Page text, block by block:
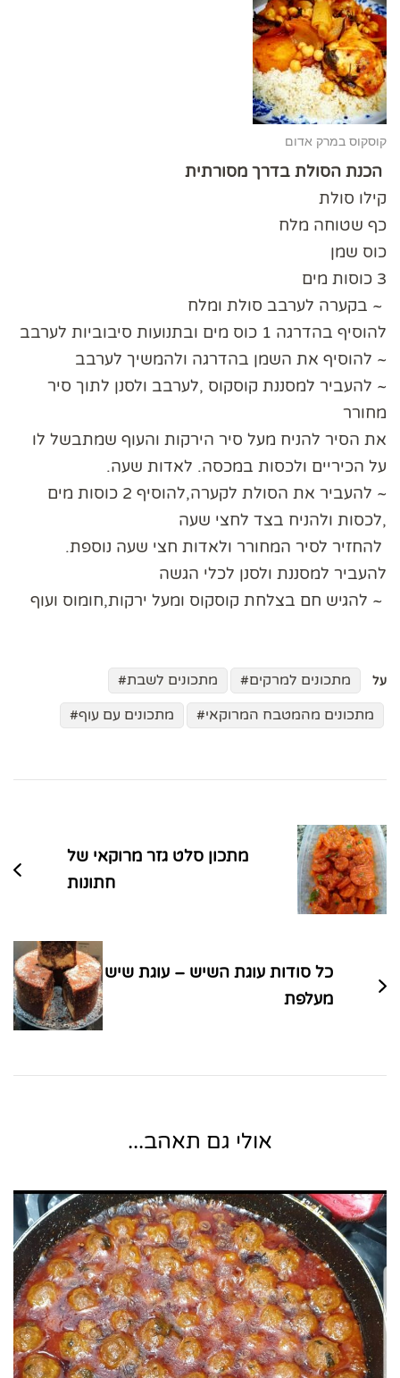
קוסקוס במרק אדום
הכנת הסולת בדרך מסורתית
קילו סולת
כף שטוחה מלח
כוס שמן
3 כוסות מים
︎ ~ בקערה לערבב סולת ומלח
להוסיף בהדרגה 1 כוס מים ובתנועות סיבוביות לערבב
~ להוסיף את השמן בהדרגה ולהמשיך לערבב
~ להעביר למסננת קוסקוס ,לערבב ולסנן לתוך סיר
מחורר
את הסיר להניח מעל סיר הירקות והעוף שמתבשל לו
על הכיריים ולכסות במכסה. לאדות שעה.
︎~ להעביר את הסולת לקערה,להוסיף 2 כוסות מים
,לכסות ולהניח בצד לחצי שעה
︎ להחזיר לסיר המחורר ולאדות חצי שעה נוספת.
︎להעביר למסננת ולסנן לכלי הגשה
︎ ~ להגיש חם בצלחת קוסקוס ומעל ירקות,חומוס ועוף
על מתכונים למרקים
מתכונים לשבת
מתכונים מהמטבח המרוקאי
מתכונים עם עוף
בפוסטים
מתכון סלט גזר מרוקאי של
חתונות
כל סודות עוגת השיש – עוגת שיש
מעלפת
אולי גם תאהב...